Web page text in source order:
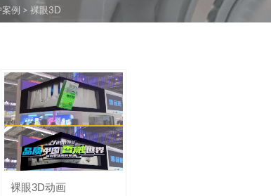
例 > 裸眼3D
裸眼3D动画